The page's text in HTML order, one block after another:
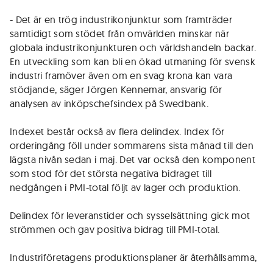
- Det är en trög industrikonjunktur som framträder
samtidigt som stödet från omvärlden minskar när
globala industrikonjunkturen och världshandeln backar.
En utveckling som kan bli en ökad utmaning för svensk
industri framöver även om en svag krona kan vara
stödjande, säger Jörgen Kennemar, ansvarig för
analysen av inköpschefsindex på Swedbank.
Indexet består också av flera delindex. Index för
orderingång föll under sommarens sista månad till den
lägsta nivån sedan i maj. Det var också den komponent
som stod för det största negativa bidraget till
nedgången i PMI-total följt av lager och produktion.
Delindex för leveranstider och sysselsättning gick mot
strömmen och gav positiva bidrag till PMI-total.
Industriföretagens produktionsplaner är återhållsamma,